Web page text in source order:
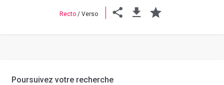
Recto / Verso
Poursuivez votre recherche